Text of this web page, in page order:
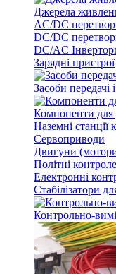
Джерела
AC/DC
DC/DC
DC/AC
Зарядні пристрої
Засоби передачі
Компоненти для
Наземні станції
Сервоприводи
Двигуни
Політні
Електронні
Стабілізатори
Контрольно-